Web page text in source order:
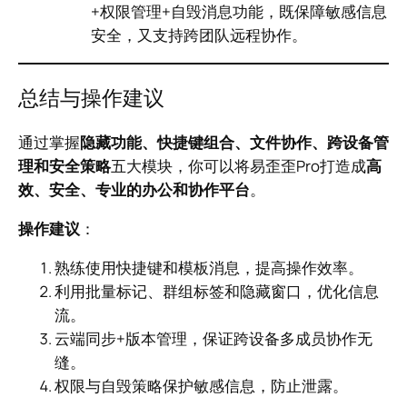
+权限管理+自毁消息功能，既保障敏感信息
安全，又支持跨团队远程协作。
总结与操作建议
通过掌握隐藏功能、快捷键组合、文件协作、跨设备管
理和安全策略五大模块，你可以将易歪歪Pro打造成高
效、安全、专业的办公和协作平台。
操作建议 ：
熟练使用快捷键和模板消息，提高操作效率。
利用批量标记、群组标签和隐藏窗口，优化信息
流。
云端同步+版本管理，保证跨设备多成员协作无
缝。
权限与自毁策略保护敏感信息，防止泄露。